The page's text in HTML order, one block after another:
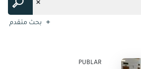
بحث متقدم
PUBLAR